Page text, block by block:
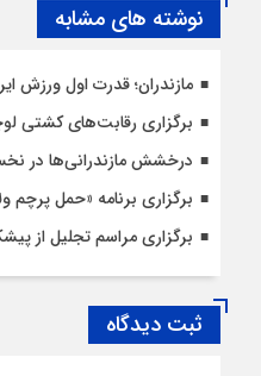
نوشته های مشابه
مازندران؛ قدرت اول ورزش ایران در
برگزاری رقابت‌های کشتی
درخشش مازندرانی‌ها در
برگزاری برنامه «حمل پرچم
برگزاری مراسم تجلیل از
ثبت دیدگاه